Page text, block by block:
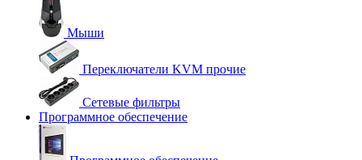
Мыши
Переключатели KVM прочие
Сетевые фильтры
Программное обеспечение